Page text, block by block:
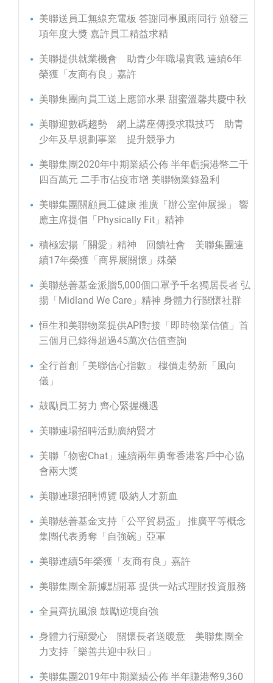
美聯送員工無線充電板 答謝同事風雨同行 頒發三
項年度大獎 嘉許員工精益求精
美聯提供就業機會 助青少年職場實戰 連續6年
榮獲「友商有良」嘉許
美聯集團向員工送上應節水果 甜蜜溫馨共慶中秋
美聯迎數碼趨勢 網上講座傳授求職技巧 助青
少年及早規劃事業 提升競爭力
美聯集團2020年中期業績公佈 半年虧損港幣二千
四百萬元 二手市佔疫市增 美聯物業錄盈利
美聯集團關顧員工健康 推廣「辦公室伸展操」 響
應主席提倡「Physically Fit」精神
積極宏揚「關愛」精神 回饋社會 美聯集團連
續17年榮獲「商界展關懷」殊榮
美聯慈善基金派贈5,000個口罩予千名獨居長者 弘
揚「Midland We Care」精神 身體力行關懷社群
恒生和美聯物業提供API對接「即時物業估值」首
三個月已錄得超過45萬次估值查詢
全行首創「美聯信心指數」 樓價走勢新「風向
儀」
鼓勵員工努力 齊心緊握機遇
美聯連場招聘活動廣納賢才
美聯「物密Chat」連續兩年勇奪香港客戶中心協
會兩大獎
美聯連環招聘博覽 吸納人才新血
美聯慈善基金支持「公平貿易盃」 推廣平等概念
集團代表勇奪「自強碗」亞軍
美聯連續5年榮獲「友商有良」嘉許
美聯集團全新據點開幕 提供一站式理財投資服務
全員齊抗風浪 鼓勵逆境自強
身體力行顯愛心 關懷長者送暖意 美聯集團全
力支持「樂善共迎中秋日」
美聯集團2019年中期業績公佈 半年賺港幣9,360